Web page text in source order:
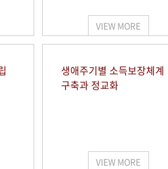
VIEW MORE
생애주기별 소득보장체계
구축과 정교화
VIEW MORE